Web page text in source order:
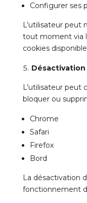
Configurer ses
L’utilisateur
tout moment via
cookies
L’utilisateur peut
bloquer ou
Chrome
Safari
Firefox
Bord
La désactivation
fonctionnement